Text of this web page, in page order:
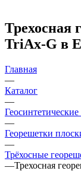
Трехосная
TriAx-G в
Главная
—
Каталог
—
—
Георешетки
—
Трёхосные
—Трехосная